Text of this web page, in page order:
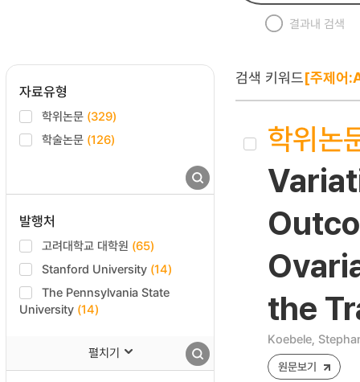
결과내 검색
자료유형
학위논문 (329)
학술논문 (126)
발행처
고려대학교 대학원 (65)
Stanford University (14)
The Pennsylvania State
University (14)
펼치기
검색 키워드[주제어
학위논
the
Koebele,
원문보기